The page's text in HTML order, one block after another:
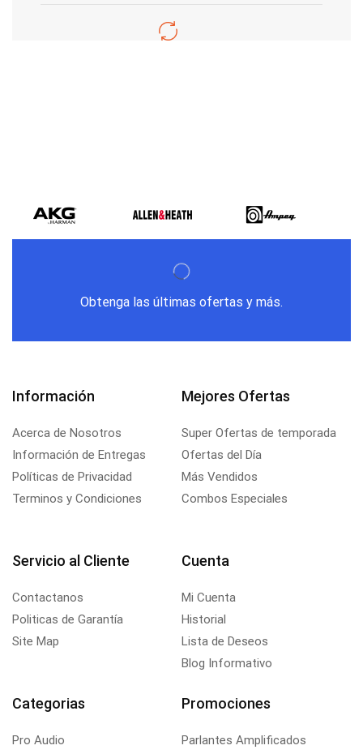
Obtenga las últimas ofertas y más.
Información
Acerca de Nosotros
Información de Entregas
Políticas de Privacidad
Terminos y Condiciones
Mejores Ofertas
Super Ofertas de temporada
Ofertas del Día
Más Vendidos
Combos Especiales
Servicio al Cliente
Contactanos
Politicas de Garantía
Site Map
Cuenta
Mi Cuenta
Historial
Lista de Deseos
Blog Informativo
Categorias
Pro Audio
Promociones
Parlantes Amplificados